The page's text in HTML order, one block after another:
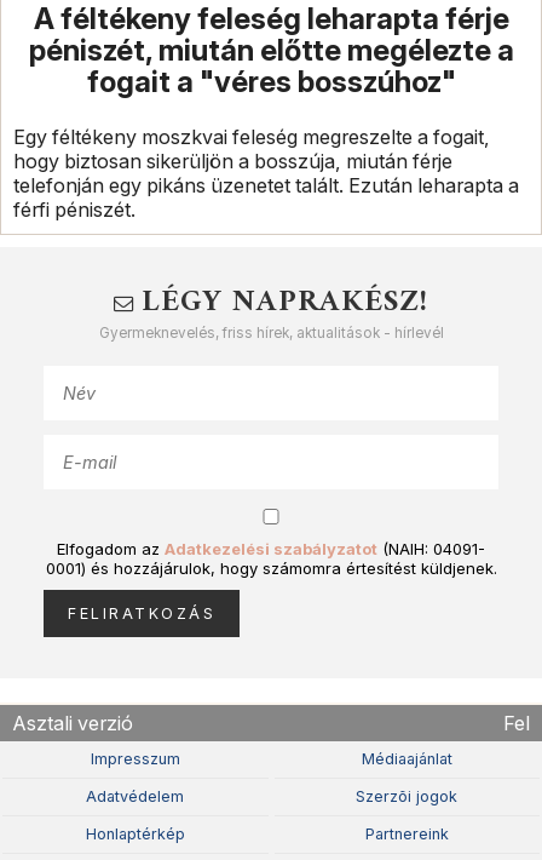
A féltékeny feleség leharapta férje
péniszét, miután előtte megélezte a
fogait a "véres bosszúhoz"
Egy féltékeny moszkvai feleség megreszelte a fogait,
hogy biztosan sikerüljön a bosszúja, miután férje
telefonján egy pikáns üzenetet talált. Ezután leharapta a
férfi péniszét.
LÉGY NAPRAKÉSZ!
Gyermeknevelés, friss hírek, aktualitások - hírlevél
Elfogadom az Adatkezelési szabályzatot (NAIH: 04091-
0001) és hozzájárulok, hogy számomra értesítést küldjenek.
Asztali verzió Fel
Impresszum Médiaajánlat
Adatvédelem Szerzõi jogok
Honlaptérkép Partnereink